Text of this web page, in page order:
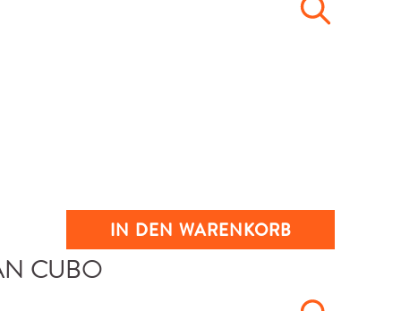
IN DEN WARENKORB